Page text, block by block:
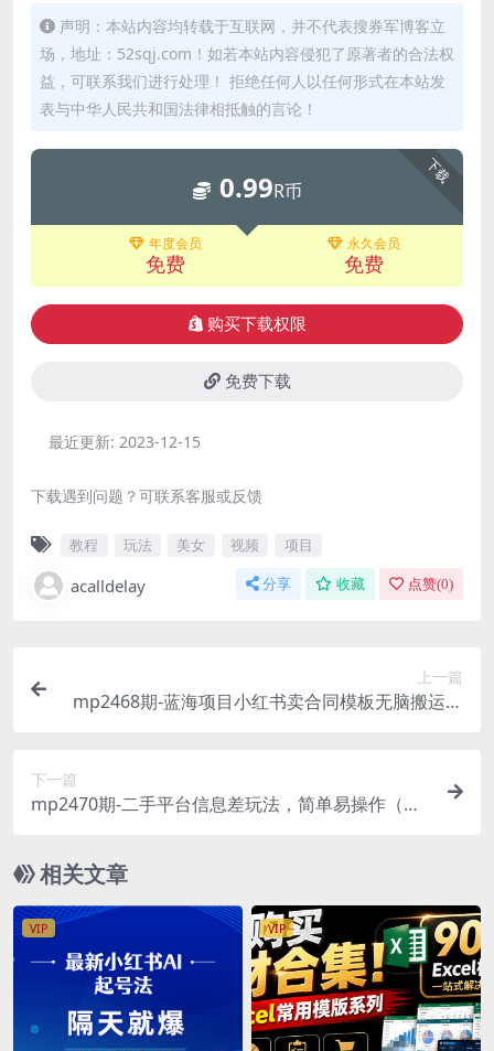
声明：本站内容均转载于互联网，并不代表搜券军博客立
场，地址：52sqj.com！如若本站内容侵犯了原著者的合法权
益，可联系我们进行处理！ 拒绝任何人以任何形式在本站发
表与中华人民共和国法律相抵触的言论！
下载
0.99R币
年度会员
免费
永久会员
免费
购买下载权限
免费下载
最近更新: 2023-12-15
下载遇到问题？可联系客服或反馈
教程 玩法 美女 视频 项目
acalldelay 分享 收藏 点赞(0)
上一篇
mp2468期-蓝海项目小红书卖合同模板无脑搬运一
方法)
下一篇
mp2470期-二手平台信息差玩法，简单易操作（资
盈利”)
相关文章
VIP VIP